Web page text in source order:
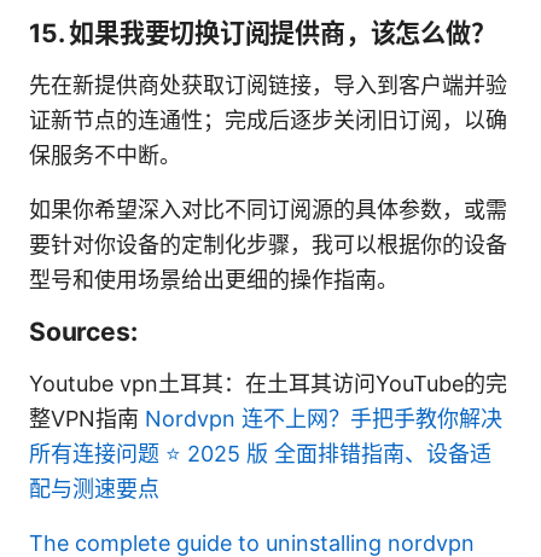
15. 如果我要切换订阅提供商，该怎么做？
先在新提供商处获取订阅链接，导入到客户端并验
证新节点的连通性；完成后逐步关闭旧订阅，以确
保服务不中断。
如果你希望深入对比不同订阅源的具体参数，或需
要针对你设备的定制化步骤，我可以根据你的设备
型号和使用场景给出更细的操作指南。
Sources:
Youtube vpn土耳其：在土耳其访问YouTube的完
整VPN指南 Nordvpn 连不上网？手把手教你解决
所有连接问题 ⭐ 2025 版 全面排错指南、设备适
配与测速要点
The complete guide to uninstalling nordvpn